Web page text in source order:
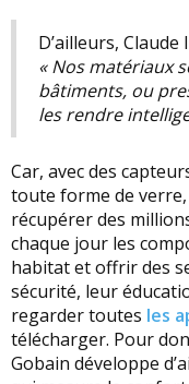
D’ailleurs,
« Nos matériaux
bâtiments, ou
les rendre
Car, avec des
toute forme de
récupérer des
chaque jour les
habitat et offrir des
sécurité, leur
regarder toutes les
télécharger. Pour
Gobain développe